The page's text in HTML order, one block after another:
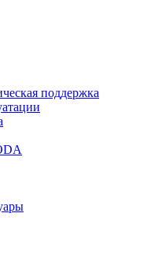
поддержка